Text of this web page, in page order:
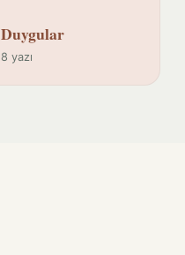
Duygular
8 yazı